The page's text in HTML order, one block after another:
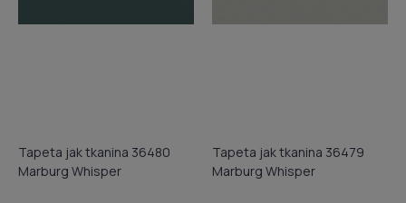
Tapeta jak tkanina 36480
Marburg Whisper
Tapeta jak tkanina 36479
Marburg Whisper